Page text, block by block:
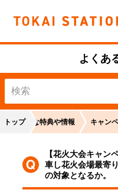
よくあ
トップ
おトクな特典や情報 キャン
【花火大会キャン
車し花火会場最寄
の対象となるか。